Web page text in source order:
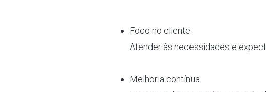
Foco no cliente
Atender às necessidades e
Melhoria contínua